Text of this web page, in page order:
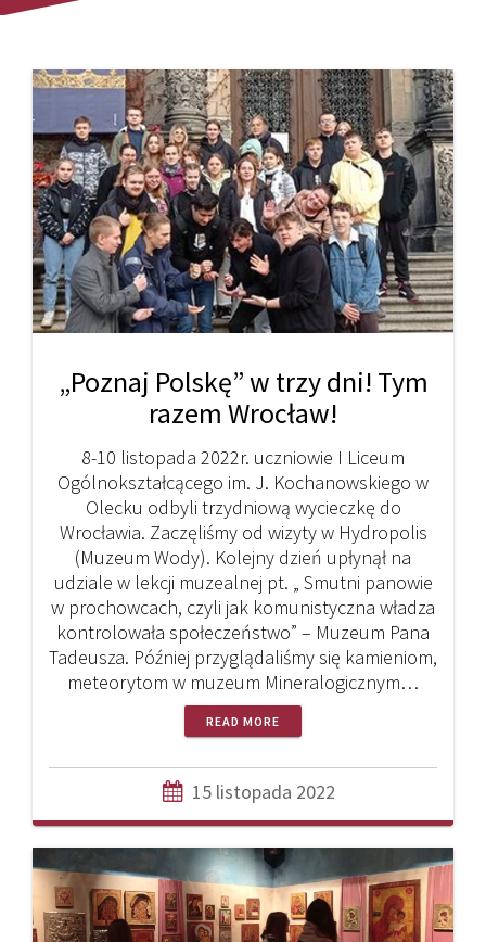
„Poznaj Polskę” w trzy dni! Tym
razem Wrocław!
8-10 listopada 2022r. uczniowie I Liceum
Ogólnokształcącego im. J. Kochanowskiego w
Olecku odbyli trzydniową wycieczkę do
Wrocławia. Zaczęliśmy od wizyty w Hydropolis
(Muzeum Wody). Kolejny dzień upłynął na
udziale w lekcji muzealnej pt. „ Smutni panowie
w prochowcach, czyli jak komunistyczna władza
kontrolowała społeczeństwo” – Muzeum Pana
Tadeusza. Później przyglądaliśmy się kamieniom,
meteorytom w muzeum Mineralogicznym…
READ MORE
15 listopada 2022